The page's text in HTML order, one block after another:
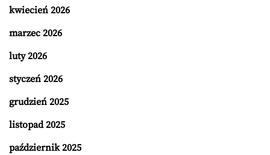
kwiecień 2026
marzec 2026
luty 2026
styczeń 2026
grudzień 2025
listopad 2025
październik 2025